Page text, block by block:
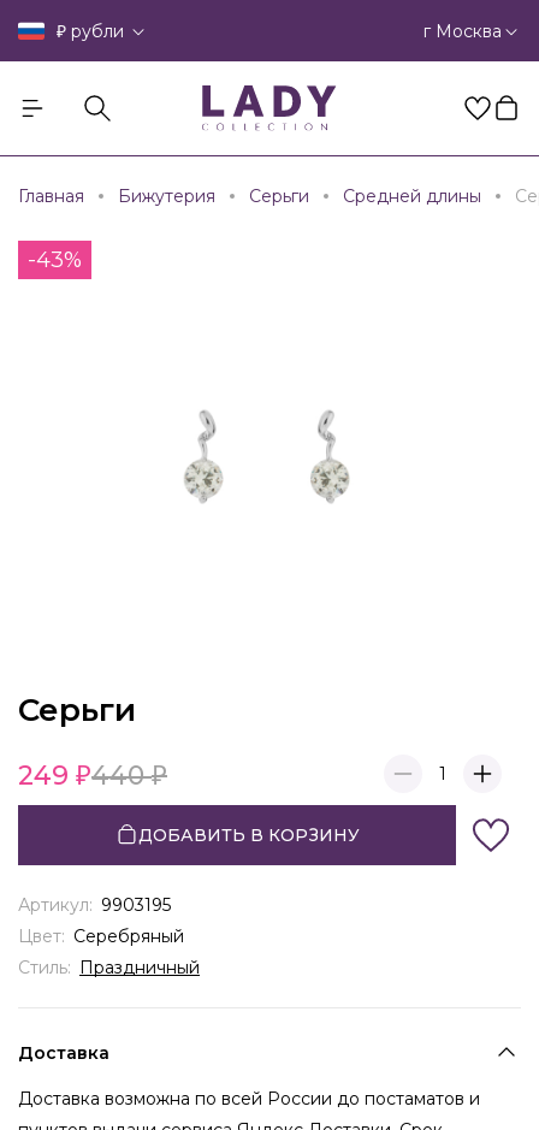
₽ рубли г Москва
Главная Бижутерия Серьги Средней длины
-43%
Серьги
249 440 1
ДОБАВИТЬ В КОРЗИНУ
Артикул: 9903195
Цвет: Серебряный
Стиль: Праздничный
Доставка
Доставка возможна по всей России до постаматов и